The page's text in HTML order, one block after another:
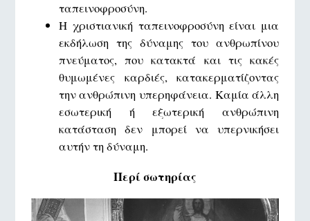
ταπεινοφροσύνη.
Η χριστιανική ταπεινοφροσύνη είναι μια
εκδήλωση της δύναμης του ανθρωπίνου
πνεύματος, που κατακτά και τις κακές
θυμωμένες καρδιές, κατακερματίζοντας
την ανθρώπινη υπερηφάνεια. Καμία άλλη
εσωτερική ή εξωτερική ανθρώπινη
κατάσταση δεν μπορεί να υπερνικήσει
αυτήν τη δύναμη.
Περί σωτηρίας